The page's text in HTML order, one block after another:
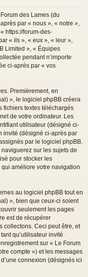
des Lames (du
par « nous », « notre »,
https://forum-des-
« ils », « eux », « leur »,
Limited », « Équipes
pendant n’importe
ci-après par « vos
Premièrement, en
», le logiciel phpBB créera
fichiers textes téléchargés
de votre ordinateur. Les
utilisateur (désigné ci-
invité (désigné ci-après par
par le logiciel phpBB.
sur les sujets de
pour stocker les
améliore votre navigation
au logiciel phpBB tout en
», bien que ceux-ci soient
seulement les pages
est de récupérer
collectons. Ceci peut être, et
qu’utilisateur invité
sur « Le Forum
compte ») et les messages
connexion (désignés ici